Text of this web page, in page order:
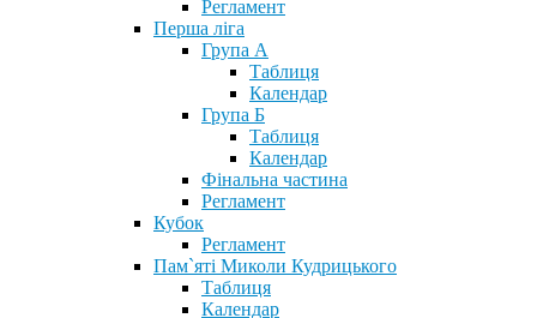
Регламент
Перша ліга
Група А
Таблиця
Календар
Група Б
Таблиця
Календар
Фінальна частина
Регламент
Кубок
Регламент
Пам`яті Миколи Кудрицького
Таблиця
Календар